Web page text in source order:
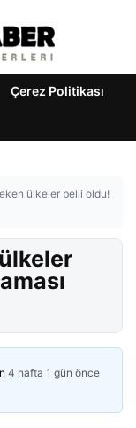
Çerez Politikası
ülkeler belli oldu!
4 hafta 1 gün önce